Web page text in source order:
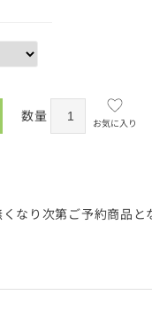
数量 お気に入り
なり次第ご予約商品と